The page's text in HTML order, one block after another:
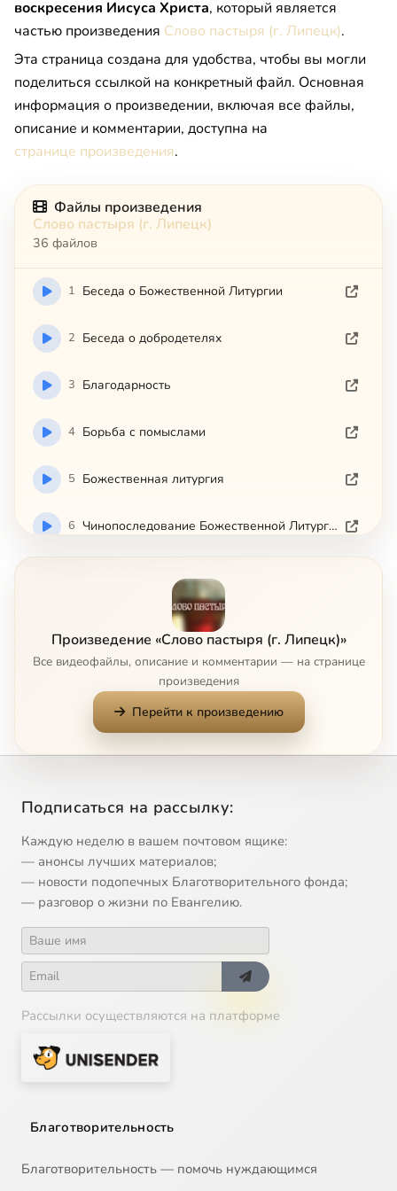
воскресения Иисуса Христа, который является
частью произведения Слово пастыря (г. Липецк).
Эта страница создана для удобства, чтобы вы могли
поделиться ссылкой на конкретный файл. Основная
информация о произведении, включая все файлы,
описание и комментарии, доступна на
странице произведения.
Файлы произведения
Слово пастыря (г. Липецк)
36 файлов
1 Беседа о Божественной Литургии
2 Беседа о добродетелях
3 Благодарность
4 Борьба с помыслами
5 Божественная литургия
6 Чинопоследование Божественной Литургии
Добродетели мужество и праведность
9 Догматическое и нравственное значение воскресения Иисуса Христа Сейчас
Духовная болезнь
11 Духовные болезни человека
12 Евхаристия
Фарисейство прошлое и современное
14
15 Каким образом люди попадают в секту
16 Какова роль ближних в нашем спасении
19 О днях Великого поста
Произведение «Слово пастыря (г. Липецк)»
Все видеофайлы, описание и комментарии — на странице
произведения
Перейти к произведению
Подписаться на рассылку:
Каждую неделю в вашем почтовом ящике:
— анонсы лучших материалов;
— новости подопечных Благотворительного фонда;
— разговор о жизни по Евангелию.
Рассылки осуществляются на платформе
Благотворительность
Благотворительность — помочь нуждающимся